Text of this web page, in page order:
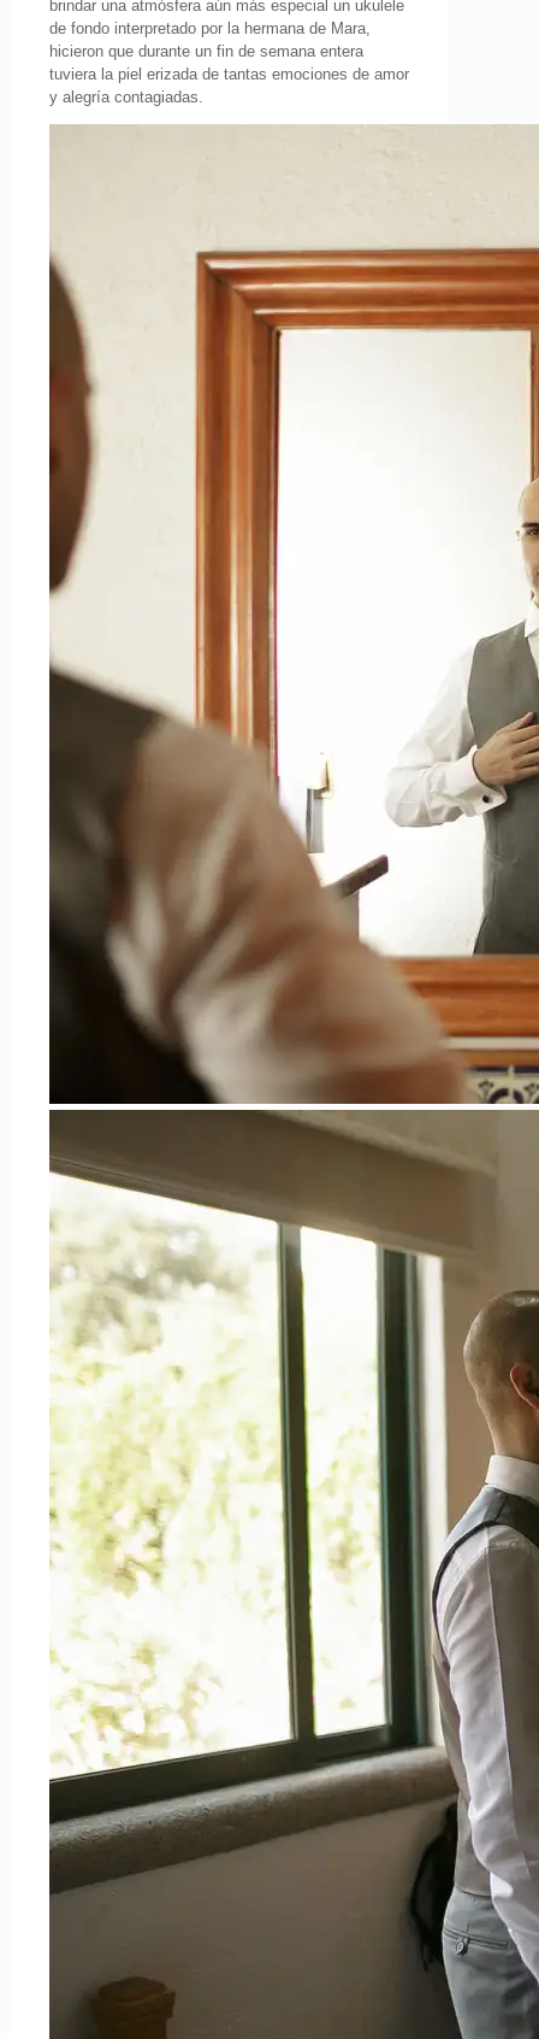
brindar una atmósfera aún más especial un ukulele
de fondo interpretado por la hermana de Mara,
hicieron que durante un fin de semana entera
tuviera la piel erizada de tantas emociones de amor
y alegría contagiadas.